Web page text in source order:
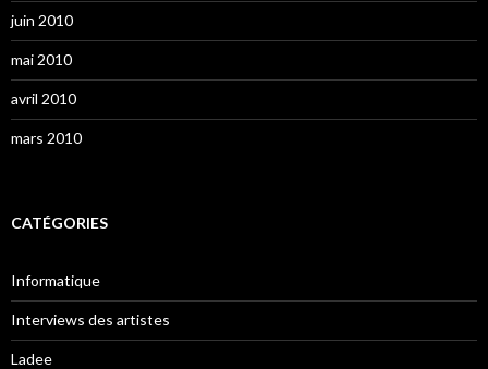
juin 2010
mai 2010
avril 2010
mars 2010
CATÉGORIES
Informatique
Interviews des artistes
Ladee